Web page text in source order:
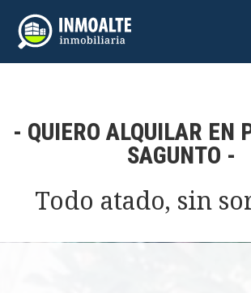
- QUIERO ALQUILAR EN
SAGUNTO -
Todo atado, sin